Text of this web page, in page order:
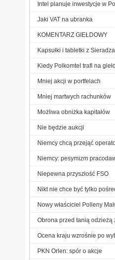
Intel planuje inwestycje w
Jaki VAT na ubranka
KOMENTARZ GIEŁDOWY
Kapsułki i tabletki z Sieradza
Kiedy Polkomtel trafi na
Mniej akcji w portfelach
Mniej martwych rachunków
Możliwa obniżka kapitałów
Nie będzie aukcji
Niemcy chcą przejąć
Niemcy: pesymizm
Niepewna przyszłość FSO
Nikt nie chce być tylko
Nowy właściciel Polleny
Obrona przed tanią odzieżą
Ocena kraju wzrośnie po
PKN Orlen: spór o akcje